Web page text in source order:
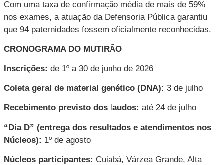
Com uma taxa de confirmação média de mais de 59%
nos exames, a atuação da Defensoria Pública garantiu
que 94 paternidades fossem oficialmente reconhecidas.
CRONOGRAMA DO MUTIRÃO
Inscrições: de 1º a 30 de junho de 2026
Coleta geral de material genético (DNA): 3 de julho
Recebimento previsto dos laudos: até 24 de julho
“Dia D” (entrega dos resultados e atendimentos nos
Núcleos): 1º de agosto
Núcleos participantes: Cuiabá, Várzea Grande, Alta